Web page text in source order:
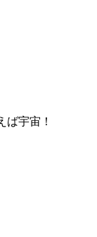
ば宇宙！